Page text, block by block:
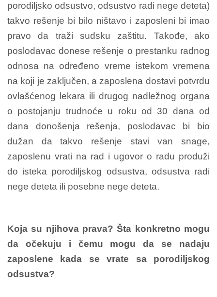
porodiljsko odsustvo, odsustvo radi nege deteta)
takvo rešenje bi bilo ništavo i zaposleni bi imao
pravo da traži sudsku zaštitu. Takođe, ako
poslodavac donese rešenje o prestanku radnog
odnosa na određeno vreme istekom vremena
na koji je zaključen, a zaposlena dostavi potvrdu
ovlašćenog lekara ili drugog nadležnog organa
o postojanju trudnoće u roku od 30 dana od
dana donošenja rešenja, poslodavac bi bio
dužan da takvo rešenje stavi van snage,
zaposlenu vrati na rad i ugovor o radu produži
do isteka porodiljskog odsustva, odsustva radi
nege deteta ili posebne nege deteta.
Koja su njihova prava? Šta konkretno mogu
da očekuju i čemu mogu da se nadaju
zaposlene kada se vrate sa porodiljskog
odsustva?